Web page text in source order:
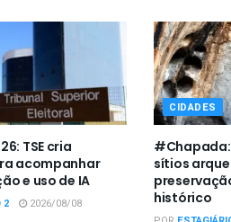
TSE cria
acompanhar
e uso de IA
2 2026/08/08
CIDADES
sítios
histórico